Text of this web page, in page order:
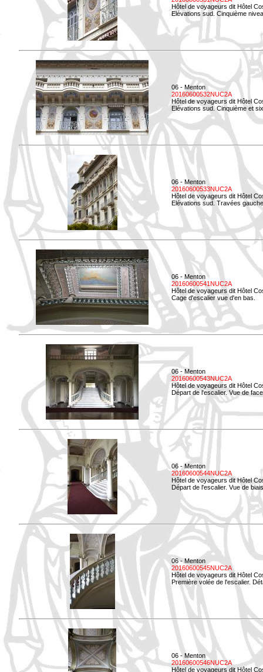
Hôtel de voyageurs dit Hôtel
Elévations sud. Cinquième
06 - Menton
20160600532NUC2A
Hôtel de voyageurs dit Hôtel
Elévations sud. Cinquième et
06 - Menton
20160600533NUC2A
Hôtel de voyageurs dit Hôtel
Elévations sud. Travées
06 - Menton
20160600541NUC2A
Hôtel de voyageurs dit Hôtel
Cage d'escalier vue d'en bas.
06 - Menton
20160600543NUC2A
Hôtel de voyageurs dit Hôtel
Départ de l'escalier. Vue de
06 - Menton
20160600544NUC2A
Hôtel de voyageurs dit Hôtel
Départ de l'escalier. Vue de
06 - Menton
20160600545NUC2A
Hôtel de voyageurs dit Hôtel
Première volée de l'escalier.
06 - Menton
20160600546NUC2A
Hôtel de voyageurs dit Hôtel